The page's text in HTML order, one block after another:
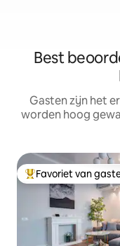
Best
Gasten zijn het
worden hoog
Topfavoriet van
Favoriet van